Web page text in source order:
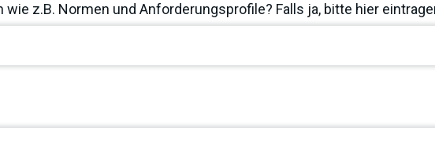
wie z.B. Normen und Anforderungsprofile? Falls ja, bitte hier